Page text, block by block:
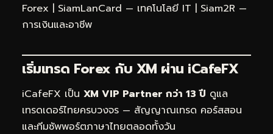
Forex | SiamLanCard — เทคโนโลยี IT | Siam2R —
การเงินและอาชีพ
เริ่มเทรด Forex กับ XM ผ่าน iCafeFX
iCafeFX เป็น XM VIP Partner กว่า 13 ปี ดูแล
เทรดเดอร์ไทยครบวงจร — สัญญาณเทรด คอร์สสอน
และทีมซัพพอร์ตภาษาไทยตลอดทั้งวัน